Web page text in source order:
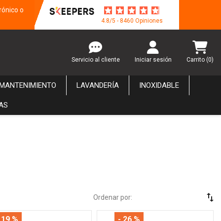
o
4.8/5 - 8460 Opiniones
Servicio al cliente Iniciar sesión Carrito (0)
LAVANDERÍA INOXIDABLE
Ordenar por: swap_vert